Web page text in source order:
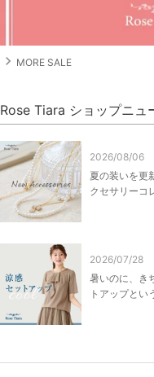
navigate_next MORE SALE
Rose Tiara ショップニュ
2026/08/06
夏の装いを更
クセサリーコ
2026/07/28
暑いのに、き
トアップとい